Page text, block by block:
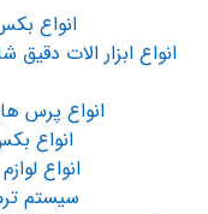
انواع
انواع ابزار الات
انواع پرس
انواع
انواع
سیستم